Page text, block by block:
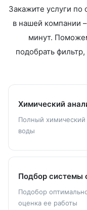
Закажите услуги
в нашей компании
минут.
подобрать
Химический
Полный химический
воды
Подбор системы
Подобор
оценка ее работы